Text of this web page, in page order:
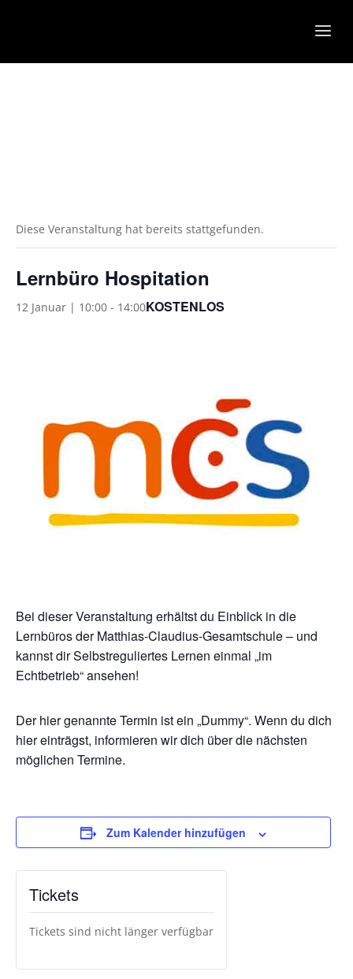
Diese Veranstaltung hat bereits stattgefunden.
Lernbüro Hospitation
12 Januar | 10:00 - 14:00KOSTENLOS
Bei dieser Veranstaltung erhältst du Einblick in die
Lernbüros der Matthias-Claudius-Gesamtschule – und
kannst dir Selbstreguliertes Lernen einmal „im
Echtbetrieb“ ansehen!
Der hier genannte Termin ist ein „Dummy“. Wenn du dich
hier einträgst, informieren wir dich über die nächsten
möglichen Termine.
Zum Kalender hinzufügen
Tickets
Tickets sind nicht länger verfügbar